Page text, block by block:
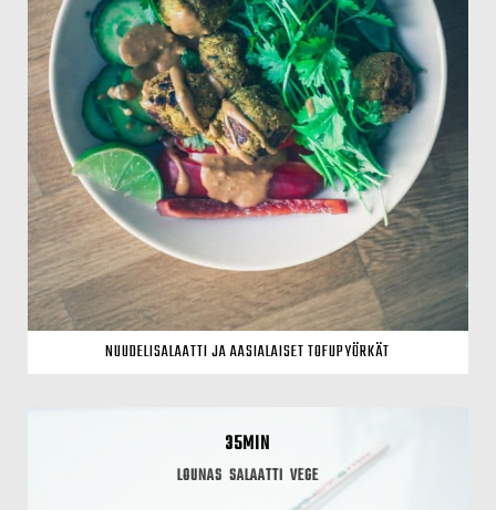
NUUDELISALAATTI JA AASIALAISET TOFUPYÖRKÄT
35MIN
LOUNAS SALAATTI VEGE